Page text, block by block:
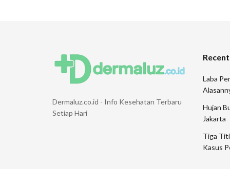
Dermaluz.co.id - Info Kesehatan Terbaru
Setiap Hari
Laba
Hujan
Jakarta
Tiga
Kasus